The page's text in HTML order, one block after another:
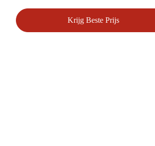
Krijg Beste Prijs